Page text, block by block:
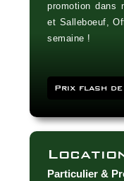
promotion dans
et Salleboeuf,
semaine !
Prix flash de
Particulier &